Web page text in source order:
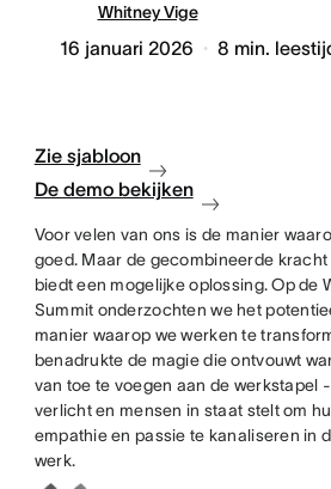
Whitney Vige
16 januari 2026 8 min.
Zie sjabloon
De demo bekijken
Voor velen van ons is de manier
goed. Maar de gecombineerde
biedt een mogelijke oplossing. Op de
Summit onderzochten we het
manier waarop we werken te
benadrukte de magie die ontvouwt
van toe te voegen aan de werkstapel
verlicht en mensen in staat stelt om
empathie en passie te kanaliseren in
werk.